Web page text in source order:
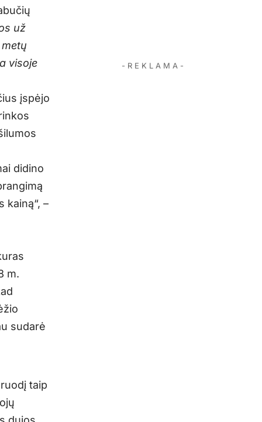
už
visoje
įspėjo
didino
kainą“, –
m.
sudarė
taip
- R E K L A M A -